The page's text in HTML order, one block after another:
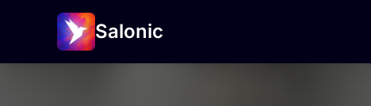
Salonic